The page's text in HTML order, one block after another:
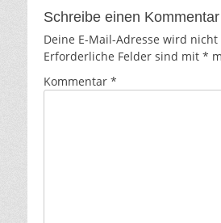
Schreibe einen Kommentar
Deine E-Mail-Adresse wird
Erforderliche Felder sind mit *
Kommentar *